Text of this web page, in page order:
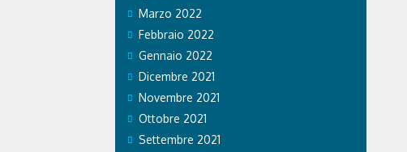
Marzo 2022
Febbraio 2022
Gennaio 2022
Dicembre 2021
Novembre 2021
Ottobre 2021
Settembre 2021